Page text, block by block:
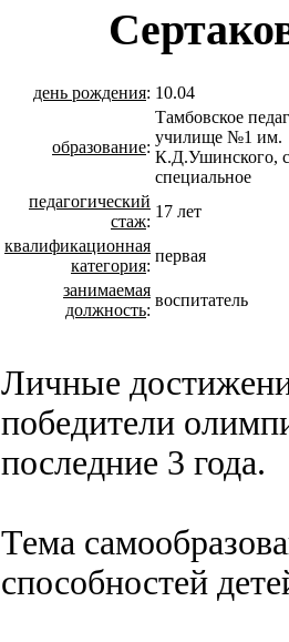
день рождения: 10.04
образование:
Тамбовское
училище №1 им.
К.Д.Ушинского,
специальное
педагогический
стаж:
17 лет
квалификационная
категория:
первая
занимаемая
должность:
воспитатель
Личные
победители
последние 3 года.
Тема
способностей